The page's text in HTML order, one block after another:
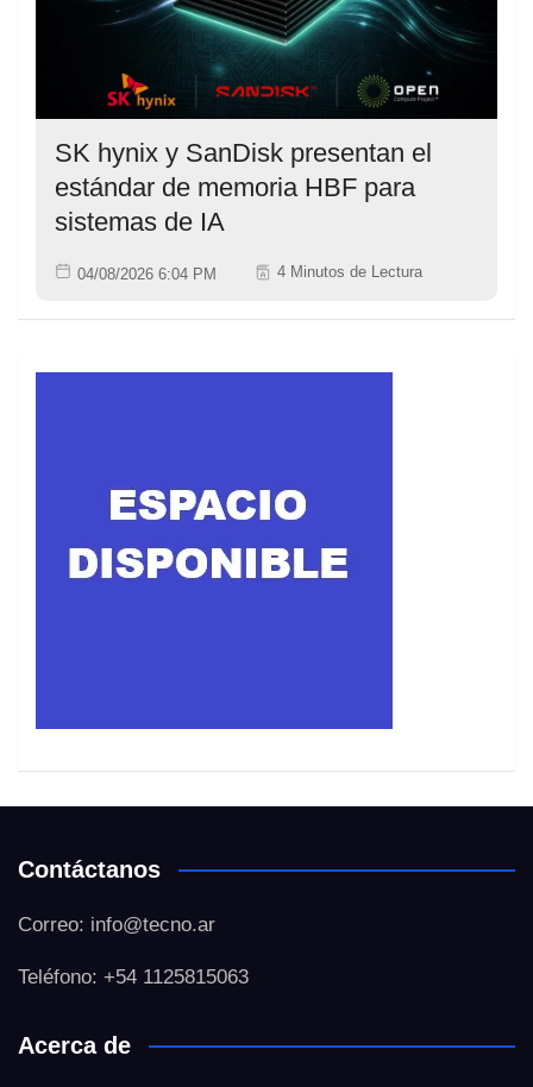
SK hynix y SanDisk presentan el
estándar de memoria HBF para
sistemas de IA
04/08/2026 6:04 PM 4 Minutos de Lectura
Contáctanos
Correo: info@tecno.ar
Teléfono: +54 1125815063
Acerca de